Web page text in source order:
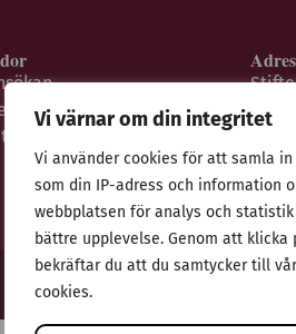
Vi värnar om din integritet
Vi använder cookies för att samla
som din IP-adress och information
webbplatsen för analys och
bättre upplevelse. Genom att klicka
bekräftar du att du samtycker till
cookies.
© Stiftelsen